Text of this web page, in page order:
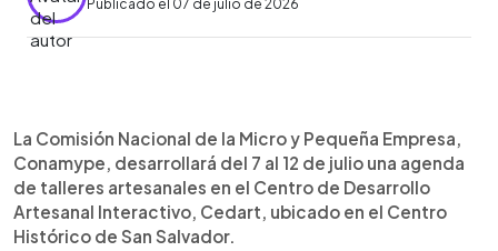
Publicado el 07 de julio de 2026
► Escuchar artículo
Conamype realizará del 7 al 12 de julio una agenda
de talleres artesanales en el Cedart del Centro
Histórico de San Salvador, con actividades de
modelado en barro, macramé, bordado, teñido,
tejido artesanal y pintura estilo iconográfico de La
La Comisión Nacional de la Micro y Pequeña Empresa,
Conamype, desarrollará del 7 al 12 de julio una agenda
de talleres artesanales en el Centro de Desarrollo
Artesanal Interactivo, Cedart, ubicado en el Centro
Histórico de San Salvador.